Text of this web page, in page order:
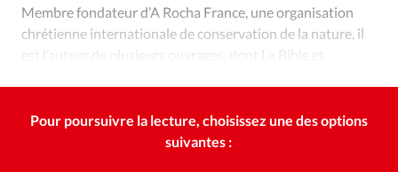
Membre fondateur d’A Rocha France, une organisation
chrétienne internationale de conservation de la nature, il
est l’auteur de plusieurs ouvrages, dont La Bible et
Pour poursuivre la lecture, choisissez une des options
suivantes :